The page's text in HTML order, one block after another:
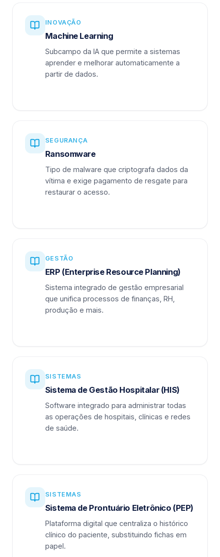
INOVAÇÃO
Machine Learning
Subcampo da IA que permite a sistemas
aprender e melhorar automaticamente a
partir de dados.
SEGURANÇA
Ransomware
Tipo de malware que criptografa dados da
vítima e exige pagamento de resgate para
restaurar o acesso.
GESTÃO
ERP (Enterprise Resource Planning)
Sistema integrado de gestão empresarial
que unifica processos de finanças, RH,
produção e mais.
SISTEMAS
Sistema de Gestão Hospitalar (HIS)
Software integrado para administrar todas
as operações de hospitais, clínicas e redes
de saúde.
SISTEMAS
Sistema de Prontuário Eletrônico (PEP)
Plataforma digital que centraliza o histórico
clínico do paciente, substituindo fichas em
papel.